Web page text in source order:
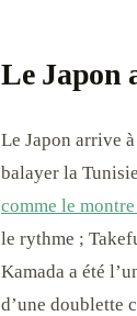
Le Japon
Le Japon arrive
balayer la
comme le
le rythme ;
Kamada a été
d’une doublette